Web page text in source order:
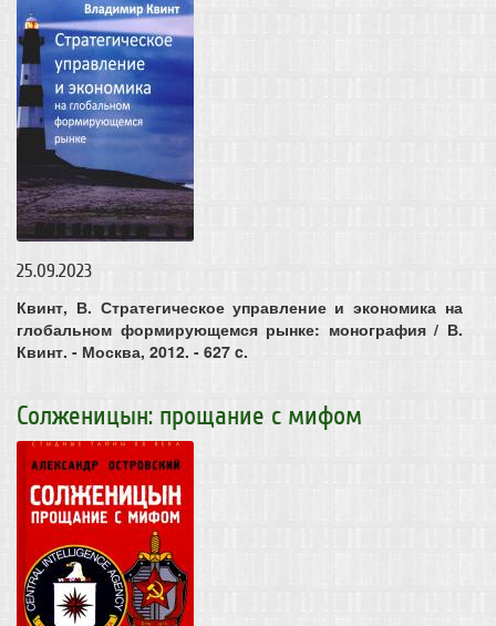
25.09.2023
Квинт, В. Стратегическое управление и экономика на
глобальном формирующемся рынке: монография / В.
Квинт. - Москва, 2012. - 627 c.
Солженицын: прощание с мифом